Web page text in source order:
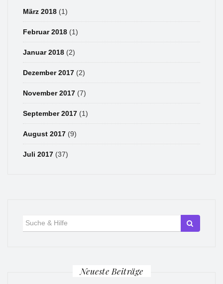
März 2018 (1)
Februar 2018 (1)
Januar 2018 (2)
Dezember 2017 (2)
November 2017 (7)
September 2017 (1)
August 2017 (9)
Juli 2017 (37)
Neueste Beiträge